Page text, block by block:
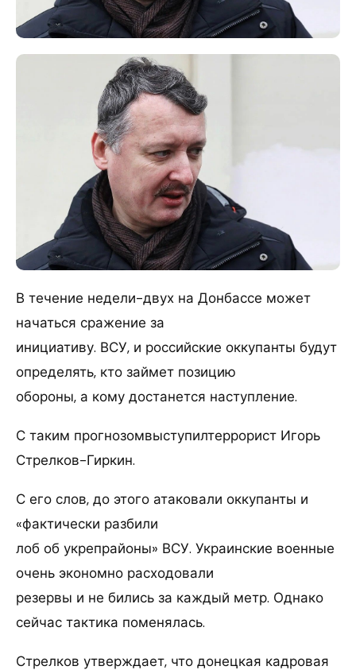
В течение недели-двух на Донбассе может
начаться сражение за
инициативу. ВСУ, и российские оккупанты будут
определять, кто займет позицию
обороны, а кому достанется наступление.
С таким прогнозомвыступилтеррорист Игорь
Стрелков-Гиркин.
С его слов, до этого атаковали оккупанты и
«фактически разбили
лоб об укрепрайоны» ВСУ. Украинские военные
очень экономно расходовали
резервы и не бились за каждый метр. Однако
сейчас тактика поменялась.
Стрелков утверждает, что донецкая кадровая